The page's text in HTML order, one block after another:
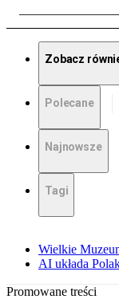
Zobacz
Polecane
Najnowsze
Tagi
Wielkie
AI układa
Promowane treści